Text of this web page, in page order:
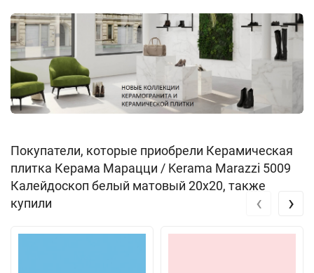
Покупатели, которые приобрели Керамическая
плитка Керама Марацци / Kerama Marazzi 5009
Калейдоскоп белый матовый 20x20, также
купили
‹ ›